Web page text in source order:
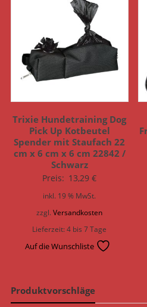
Trixie Hundetraining Dog
Pick Up Kotbeutel
Spender mit Staufach 22
cm x 6 cm x 6 cm 22842 /
Schwarz
Preis: 13,29€
inkl. 19 % MwSt.
zzgl.Versandkosten
Lieferzeit:4 bis 7 Tage
Auf die Wunschliste
Produktvorschläge